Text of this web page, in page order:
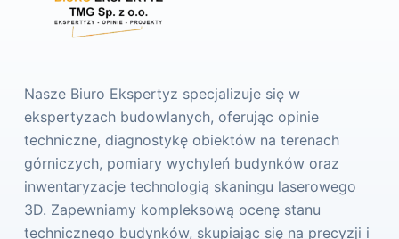
Nasze Biuro Ekspertyz specjalizuje się w
ekspertyzach budowlanych, oferując opinie
techniczne, diagnostykę obiektów na terenach
górniczych, pomiary wychyleń budynków oraz
inwentaryzacje technologią skaningu laserowego
3D. Zapewniamy kompleksową ocenę stanu
technicznego budynków, skupiając się na precyzji i